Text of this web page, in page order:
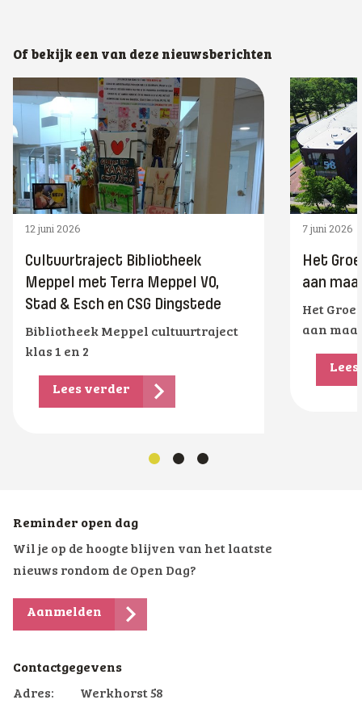
Of bekijk een van deze nieuwsberichten
12 juni 2026
Cultuurtraject Bibliotheek
Meppel met Terra Meppel VO,
Stad & Esch en CSG Dingstede
Bibliotheek Meppel cultuurtraject
klas 1 en 2
Lees verder
7 juni 2026
Het
aan
Het
aan
Reminder open dag
Wil je op de hoogte blijven van het laatste
nieuws rondom de Open Dag?
Aanmelden
Contactgegevens
Adres:
Werkhorst 58